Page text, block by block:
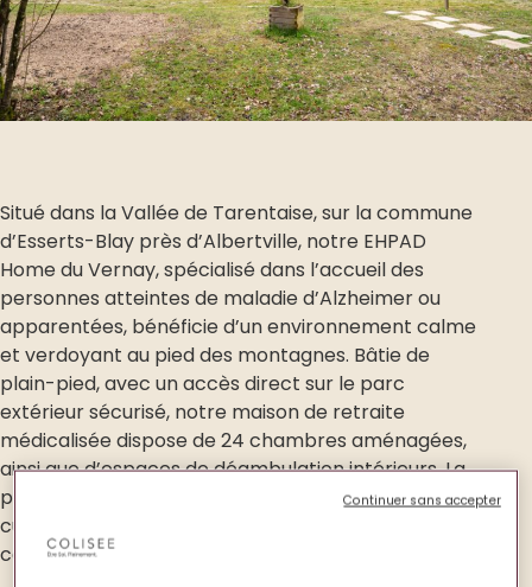
Situé dans la Vallée de Tarentaise, sur la commune
d’Esserts-Blay près d’Albertville, notre EHPAD
Home du Vernay, spécialisé dans l’accueil des
personnes atteintes de maladie d’Alzheimer ou
apparentées, bénéficie d’un environnement calme
et verdoyant au pied des montagnes. Bâtie de
plain-pied, avec un accès direct sur le parc
extérieur sécurisé, notre maison de retraite
médicalisée dispose de 24 chambres aménagées,
ainsi que d’espaces de déambulation intérieurs. La
pièce de vie centrale, ouverte sur le jardin et les
cuisines, favorise les échanges et les moments de
convivialité.
Continuer sans accepter